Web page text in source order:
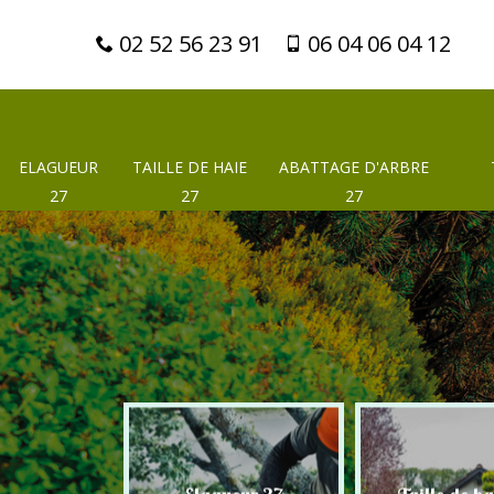
02 52 56 23 91 06 04 06 04 12
ELAGUEUR
27
TAILLE DE HAIE
27
ABATTAGE D'ARBRE
27